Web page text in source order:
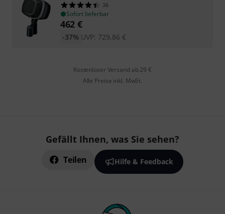
36
Sofort lieferbar
462 €
UVP: 729,86 €
-37%
Kostenloser Versand ab 29 €
Alle Preise inkl. MwSt.
Gefällt Ihnen, was Sie sehen?
Teilen Hilfe & Feedback